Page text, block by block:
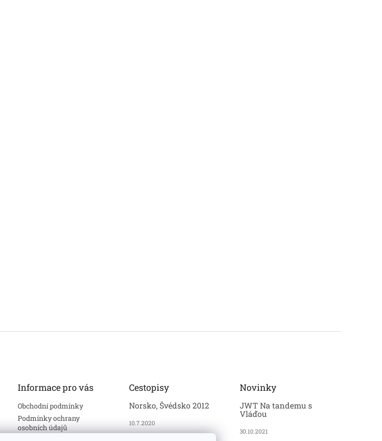
Informace pro vás
Obchodní podmínky
Podmínky ochrany
osobních údajů
Cestopisy
Norsko, Švédsko 2012
10.7.2020
Novinky
JWT Na tandemu s
Vláďou
30.10.2021